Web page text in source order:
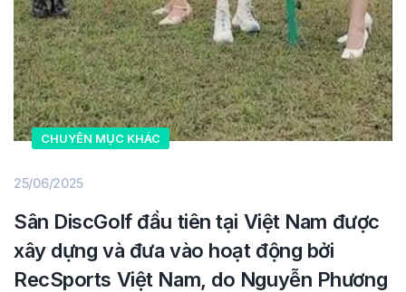
CHUYÊN MỤC KHÁC
25/06/2025
Sân DiscGolf đầu tiên tại Việt Nam được
xây dựng và đưa vào hoạt động bởi
RecSports Việt Nam, do Nguyễn Phương